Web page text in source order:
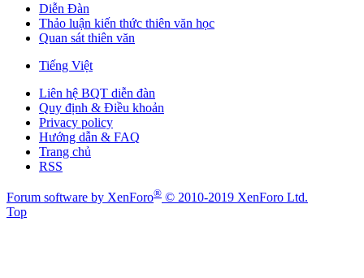
Diễn Đàn
Thảo luận kiến thức thiên văn học
Quan sát thiên văn
Tiếng Việt
Liên hệ BQT diễn đàn
Quy định & Điều khoản
Privacy policy
Hướng dẫn & FAQ
Trang chủ
RSS
Forum software by XenForo® © 2010-2019 XenForo Ltd.
Top